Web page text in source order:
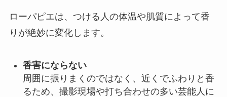
ローパピエは、つける人の体温や肌質によって香
りが絶妙に変化します。
香害にならない
周囲に振りまくのではなく、近くでふわりと香
るため、撮影現場や打ち合わせの多い芸能人に